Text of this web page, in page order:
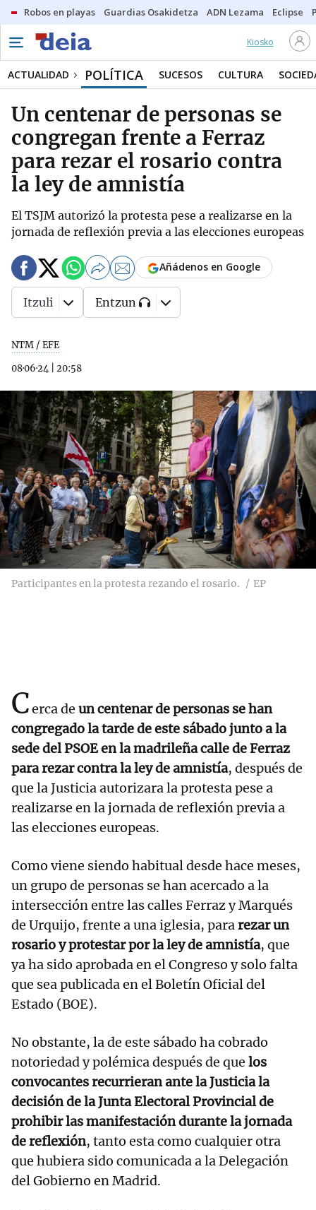
Robos en playas Guardias Osakidetza ADN Lezama Eclipse
Kiosko
ACTUALIDAD POLÍTICA SUCESOS CULTURA
Un centenar de personas se
congregan frente a Ferraz
para rezar el rosario contra
la ley de amnistía
El TSJM autorizó la protesta pese a realizarse en la
jornada de reflexión previa a las elecciones europeas
NTM / EFE
08·06·24
20:58
Añádenos en Google
Itzuli Entzun
Participantes en la protesta rezando el rosario. EP
Cerca de un centenar de personas se han
congregado la tarde de este sábado junto a la
sede del PSOE en la madrileña calle de Ferraz
para rezar contra la ley de amnistía, después de
que la Justicia autorizara la protesta pese a
realizarse en la jornada de reflexión previa a
las elecciones europeas.
Como viene siendo habitual desde hace meses,
un grupo de personas se han acercado a la
intersección entre las calles Ferraz y Marqués
de Urquijo, frente a una iglesia, pararezar un
rosario y protestar por la ley de amnistía, que
ya ha sido aprobada en el Congreso y solo falta
que sea publicada en el Boletín Oficial del
Estado (BOE).
No obstante, la de este sábado ha cobrado
notoriedad y polémica después de que los
convocantes recurrieran ante la Justicia la
decisión de la Junta Electoral Provincial de
prohibir las manifestación durante la jornada
de reflexión, tanto esta como cualquier otra
que hubiera sido comunicada a la Delegación
del Gobierno en Madrid.